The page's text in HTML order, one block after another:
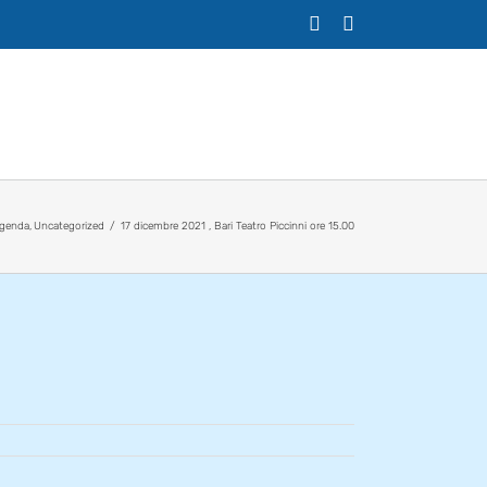
Uncategorized 17 dicembre 2021 , Bari Teatro Piccinni ore 15.00